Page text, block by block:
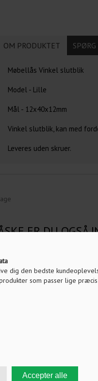
dig den bedste
som passer lige
OM PRODUKTET SPØRG
Møbellås Vinkel slutblik
Model - Lille
Mål - 12x40x12mm
Vinkel slutblik, kan med
Leveres uden skruer.
ER DU OGSÅ